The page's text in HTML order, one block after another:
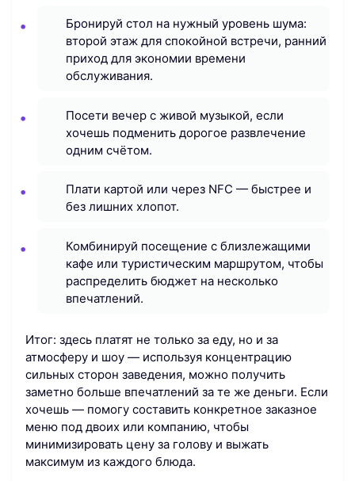
Бронируй стол на нужный уровень шума:
второй этаж для спокойной встречи, ранний
приход для экономии времени
обслуживания.
Посети вечер с живой музыкой, если
хочешь подменить дорогое развлечение
одним счётом.
Плати картой или через NFC — быстрее и
без лишних хлопот.
Комбинируй посещение с близлежащими
кафе или туристическим маршрутом, чтобы
распределить бюджет на несколько
впечатлений.
Итог: здесь платят не только за еду, но и за
атмосферу и шоу — используя концентрацию
сильных сторон заведения, можно получить
заметно больше впечатлений за те же деньги. Если
хочешь — помогу составить конкретное заказное
меню под двоих или компанию, чтобы
минимизировать цену за голову и выжать
максимум из каждого блюда.